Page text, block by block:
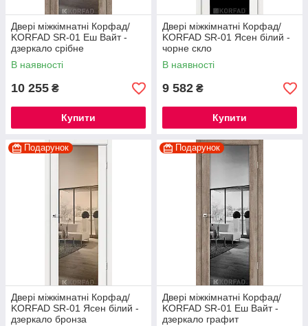
Двері міжкімнатні Корфад/
KORFAD SR-01 Еш Вайт -
дзеркало срібне
В наявності
10 255 ₴
Купити
Двері міжкімнатні Корфад/
KORFAD SR-01 Ясен білий -
чорне скло
В наявності
9 582 ₴
Купити
Подарунок
Двері міжкімнатні Корфад/
KORFAD SR-01 Ясен білий -
дзеркало бронза
Подарунок
Двері міжкімнатні Корфад/
KORFAD SR-01 Еш Вайт -
дзеркало графит